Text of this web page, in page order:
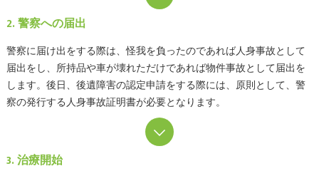
2. 警察への届出
警察に届け出をする際は、怪我を負ったのであれば人身事故として
届出をし、所持品や車が壊れただけであれば物件事故として届出を
します。後日、後遺障害の認定申請をする際には、原則として、警
察の発行する人身事故証明書が必要となります。
3. 治療開始